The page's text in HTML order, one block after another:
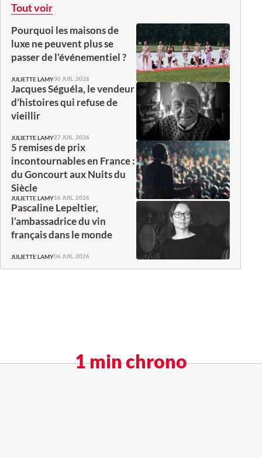
Tout voir
Pourquoi les maisons de
luxe ne peuvent plus se
passer de l’événementiel ?
JULIETTE LAMY30 JUIL. 2026
Jacques Séguéla, le vendeur
d’histoires qui refuse de
vieillir
JULIETTE LAMY27 JUIL. 2026
5 remises de prix
incontournables en France :
du Goncourt aux Nuits du
Siècle
JULIETTE LAMY16 JUIL. 2026
Pascaline Lepeltier,
l’ambassadrice du vin
français dans le monde
JULIETTE LAMY06 JUIL. 2026
1 min chrono